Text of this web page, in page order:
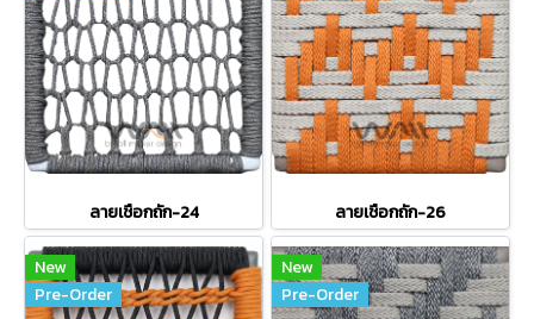
ลายเชือกถัก-24 ลายเชือกถัก-26
New
Pre-Order
New
Pre-Order